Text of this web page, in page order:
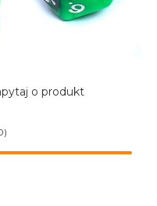
o produkt